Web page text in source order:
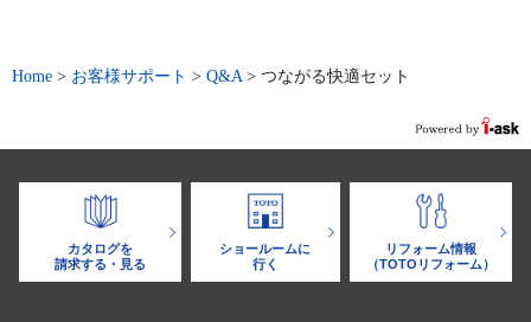
Home > お客様サポート > Q&A> つながる快適セット
カタログを
請求する・見る
ショールームに
行く
リフォーム情報
（TOTOリフォーム）